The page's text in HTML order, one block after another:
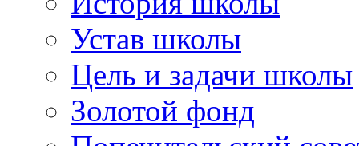
Устав школы
Цель и задачи школы
Золотой фонд